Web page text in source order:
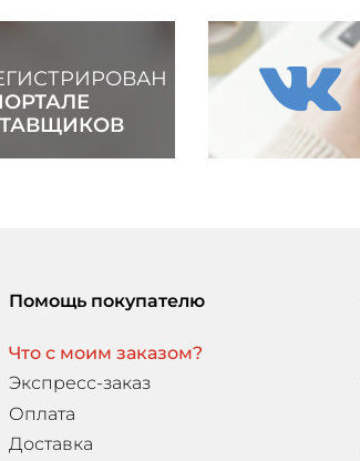
Помощь покупателю
Что с моим заказом?
Экспресс-заказ
Оплата
Доставка